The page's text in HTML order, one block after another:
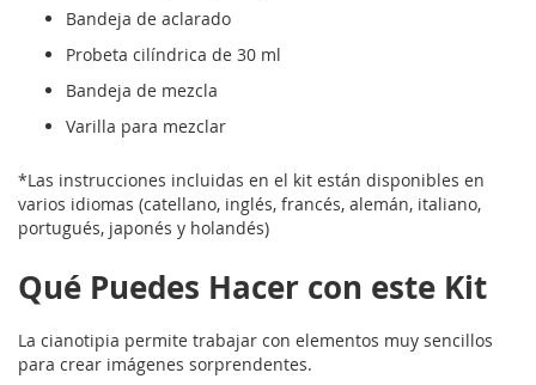
Bandeja de aclarado
Probeta cilíndrica de 30 ml
Bandeja de mezcla
Varilla para mezclar
*Las instrucciones incluidas en el kit están disponibles en
varios idiomas (catellano, inglés, francés, alemán, italiano,
portugués, japonés y holandés)
Qué Puedes Hacer con este Kit
La cianotipia permite trabajar con elementos muy sencillos
para crear imágenes sorprendentes.